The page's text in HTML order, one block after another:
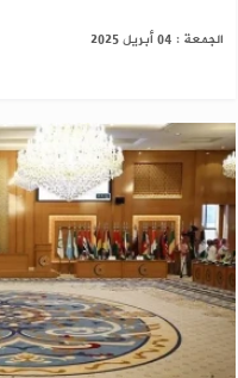
الجمعة : 04 أبريل 2025